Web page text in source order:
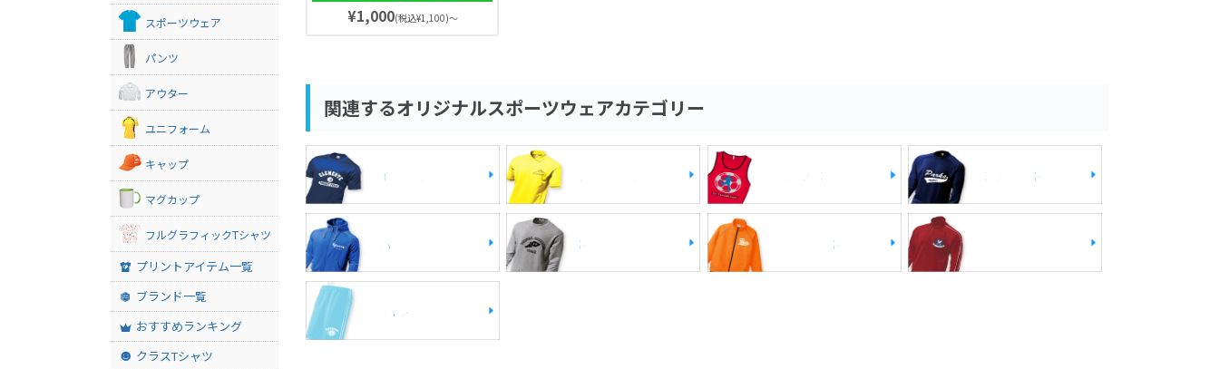
¥1,000(税込¥1,100)～
関連するオリジナルスポーツウェアカテゴリー
Tシャツ ビブス スウェット
パーカー トレーナー ジャケット
パンツ
スポーツウェア
パンツ
アウター
ユニフォーム
キャップ
マグカップ
フルグラフィックTシャツ
プリントアイテム一覧
ブランド一覧
おすすめランキング
クラスTシャツ